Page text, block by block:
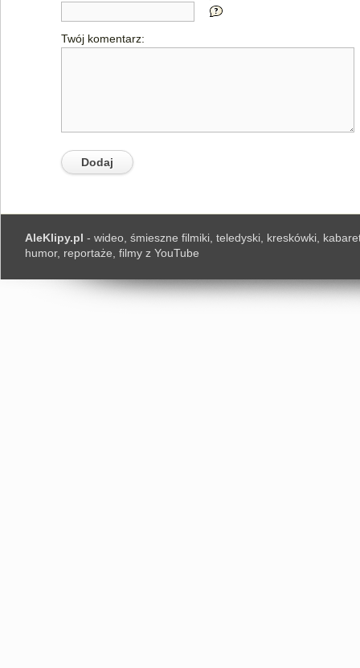
Twój komentarz:
AleKlipy.pl - wideo, śmieszne filmiki, teledyski, kreskówki,
humor, reportaże, filmy z YouTube